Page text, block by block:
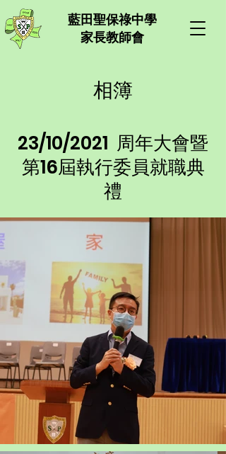
​藍田聖保祿中學
家長教師會
相簿
23/10/2021 周年大會暨
第16屆執行委員就職典
禮